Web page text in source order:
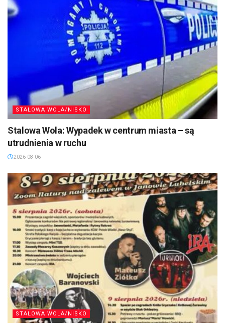
STALOWA WOLA/NISKO
Stalowa Wola: Wypadek w centrum miasta – są
utrudnienia w ruchu
2026-08-06
STALOWA WOLA/NISKO